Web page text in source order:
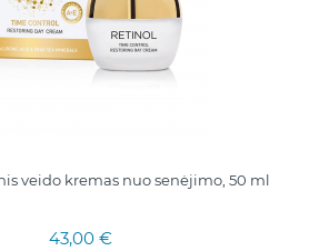
veido kremas nuo senėjimo, 50 ml
43,00 €